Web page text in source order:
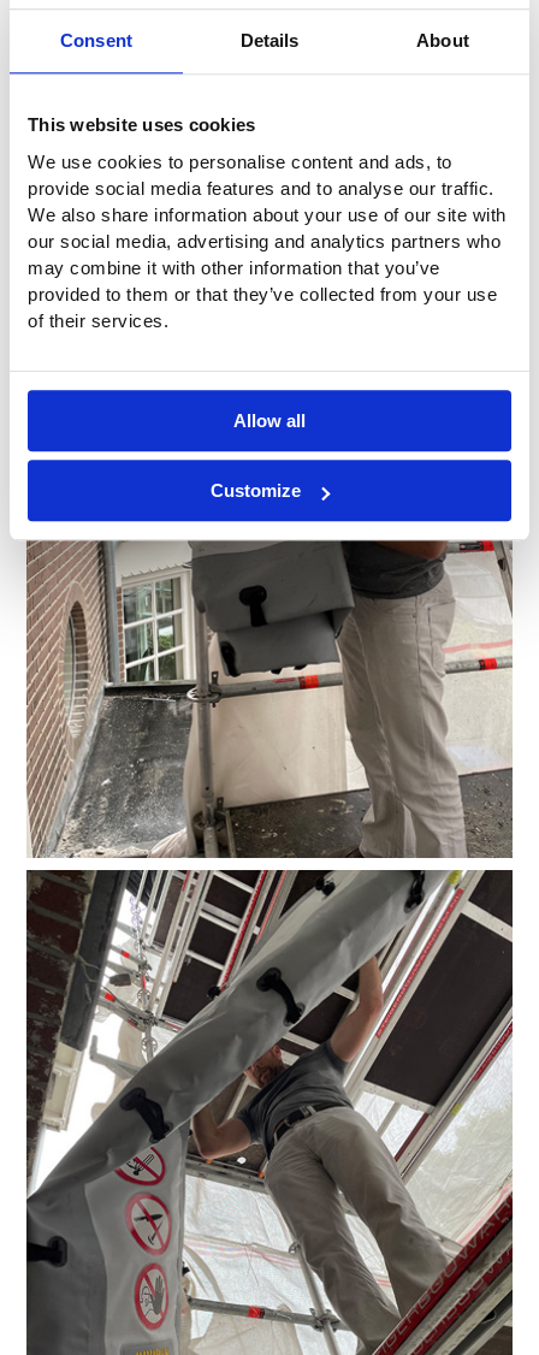
Consent Details About
This website uses cookies
We use cookies to personalise content and ads, to
provide social media features and to analyse our traffic.
We also share information about your use of our site with
our social media, advertising and analytics partners who
may combine it with other information that you’ve
provided to them or that they’ve collected from your use
of their services.
Allow all
Customize
Resistente a todas las condiciones meteorológicas,
no se corroe;